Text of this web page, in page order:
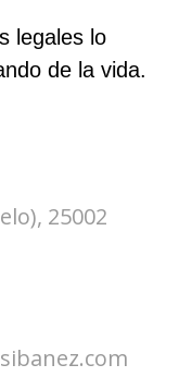
legales lo
de la vida.
25002